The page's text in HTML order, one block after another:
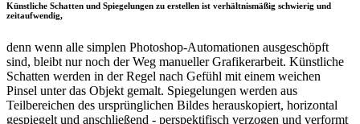
Künstliche Schatten und Spiegelungen zu erstellen ist verhältnismäßig schwierig und
zeitaufwendig,
denn wenn alle simplen Photoshop-Automationen ausgeschöpft
sind, bleibt nur noch der Weg manueller Grafikerarbeit. Künstliche
Schatten werden in der Regel nach Gefühl mit einem weichen
Pinsel unter das Objekt gemalt. Spiegelungen werden aus
Teilbereichen des ursprünglichen Bildes herauskopiert, horizontal
gespiegelt und anschließend - perspektifisch verzogen und verformt